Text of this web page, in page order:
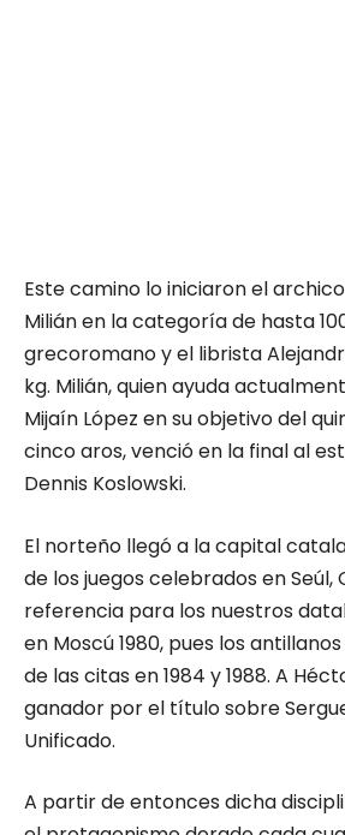
Este camino lo iniciaron el
Milián en la categoría de hasta
grecoromano y el librista
kg. Milián, quien ayuda
Mijaín López en su objetivo del
cinco aros, venció en la final al
Dennis Koslowski.
El norteño llegó a la capital
de los juegos celebrados en Seúl,
referencia para los nuestros
en Moscú 1980, pues los
de las citas en 1984 y 1988. A
ganador por el título sobre
Unificado.
A partir de entonces dicha